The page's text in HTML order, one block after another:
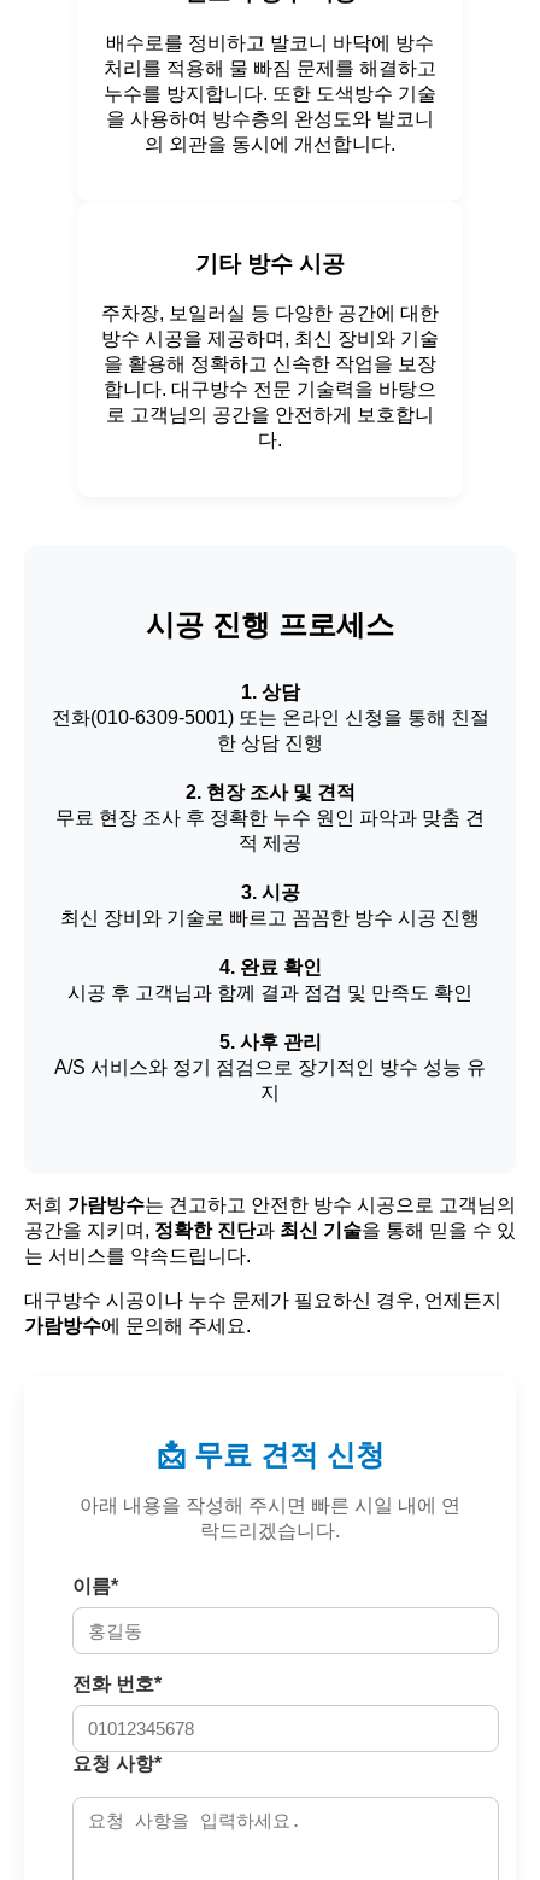
배수로를 정비하고 발코니 바닥에 방수
처리를 적용해 물 빠짐 문제를 해결하고
누수를 방지합니다. 또한 도색방수 기술
을 사용하여 방수층의 완성도와 발코니
의 외관을 동시에 개선합니다.
기타 방수 시공
주차장, 보일러실 등 다양한 공간에 대한
방수 시공을 제공하며, 최신 장비와 기술
을 활용해 정확하고 신속한 작업을 보장
합니다. 대구방수 전문 기술력을 바탕으
로 고객님의 공간을 안전하게 보호합니
다.
시공 진행 프로세스
1. 상담
전화(010-6309-5001) 또는 온라인 신청을 통해 친절
한 상담 진행
2. 현장 조사 및 견적
무료 현장 조사 후 정확한 누수 원인 파악과 맞춤 견
적 제공
3. 시공
최신 장비와 기술로 빠르고 꼼꼼한 방수 시공 진행
4. 완료 확인
시공 후 고객님과 함께 결과 점검 및 만족도 확인
5. 사후 관리
A/S 서비스와 정기 점검으로 장기적인 방수 성능 유
지
저희 가람방수는 견고하고 안전한 방수 시공으로 고객님의
공간을 지키며, 정확한 진단과 최신 기술을 통해 믿을 수 있
는 서비스를 약속드립니다.
대구방수 시공이나 누수 문제가 필요하신 경우, 언제든지
가람방수에 문의해 주세요.
📩 무료 견적 신청
아래 내용을 작성해 주시면 빠른 시일 내에 연
락드리겠습니다.
이름*
전화 번호*
요청 사항*